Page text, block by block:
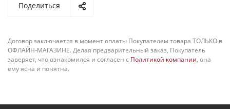
Поделиться
Договор заключается в момент оплаты Покупателем товара ТОЛЬКО в
ОФЛАЙН-МАГАЗИНЕ. Делая предварительный заказ, Покупатель
заверяет, что ознакомился и согласен с Политикой компании, она
ему ясна и понятна.